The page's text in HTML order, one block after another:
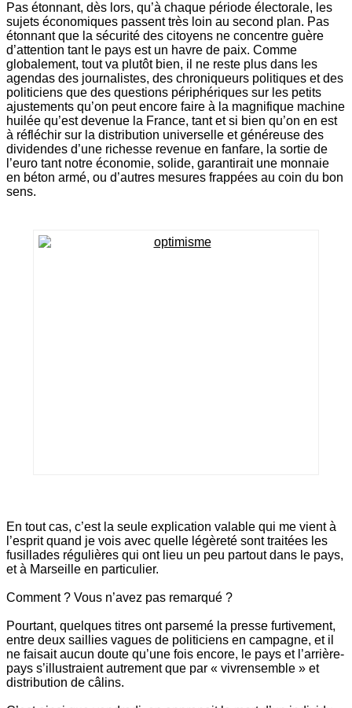
Pas étonnant, dès lors, qu’à chaque période électorale, les
sujets économiques passent très loin au second plan. Pas
étonnant que la sécurité des citoyens ne concentre guère
d’attention tant le pays est un havre de paix. Comme
globalement, tout va plutôt bien, il ne reste plus dans les
agendas des journalistes, des chroniqueurs politiques et des
politiciens que des questions périphériques sur les petits
ajustements qu’on peut encore faire à la magnifique machine
huilée qu’est devenue la France, tant et si bien qu’on en est
à réfléchir sur la distribution universelle et généreuse des
dividendes d’une richesse revenue en fanfare, la sortie de
l’euro tant notre économie, solide, garantirait une monnaie
en béton armé, ou d’autres mesures frappées au coin du bon
sens.
En tout cas, c’est la seule explication valable qui me vient à
l’esprit quand je vois avec quelle légèreté sont traitées les
fusillades régulières qui ont lieu un peu partout dans le pays,
et à Marseille en particulier.
Comment ? Vous n’avez pas remarqué ?
Pourtant, quelques titres ont parsemé la presse furtivement,
entre deux saillies vagues de politiciens en campagne, et il
ne faisait aucun doute qu’une fois encore, le pays et l’arrière-
pays s’illustraient autrement que par « vivrensemble » et
distribution de câlins.